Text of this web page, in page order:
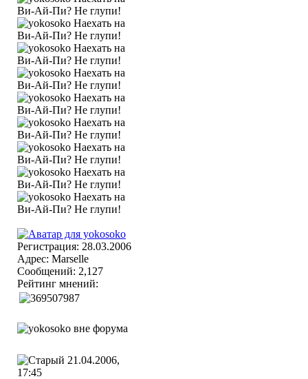
Регистрация: 28.03.2006
Адрес: Marselle
Сообщений: 2,127
Рейтинг мнений:
21.04.2006,
17:45